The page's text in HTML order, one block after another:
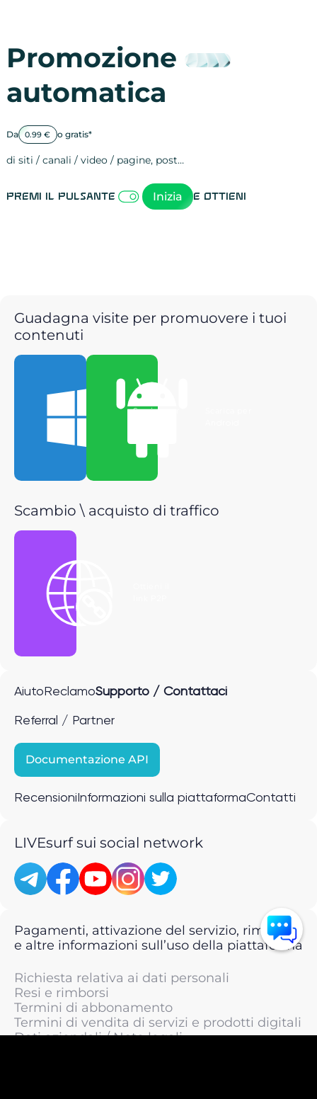
Promozione
automatica
Da 0.99 € o gratis*
di siti / canali / video / pagine, post…
Premi il pulsante Inizia e ottieni
Guadagna visite per promuovere i tuoi
contenuti
Scarica per
Scambio \ acquisto di traffico
Aiuto ReclamoSupporto / Contattaci
Referral / Partner
Documentazione API
Recensioni Informazioni sulla piattaformaContatti
LIVEsurf sui social network
Pagamenti, attivazione del servizio, rimborsi
e altre informazioni sull’uso della piattaforma
Richiesta relativa ai dati personali
Resi e rimborsi
Termini di abbonamento
Termini di vendita di servizi e prodotti digitali
Dati aziendali / Note legali